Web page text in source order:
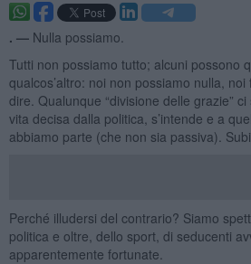
. — Nulla possiamo.
Tutti non possiamo tutto; alcuni possono
qualcos’altro: noi non possiamo nulla,
dire. Qualunque “divisione delle grazie”
vita decisa dalla politica, s’intende e a
abbiamo parte (che non sia passiva).
Perché illudersi del contrario? Siamo
politica e oltre, dello sport, di seducenti
apparentemente fortunate.